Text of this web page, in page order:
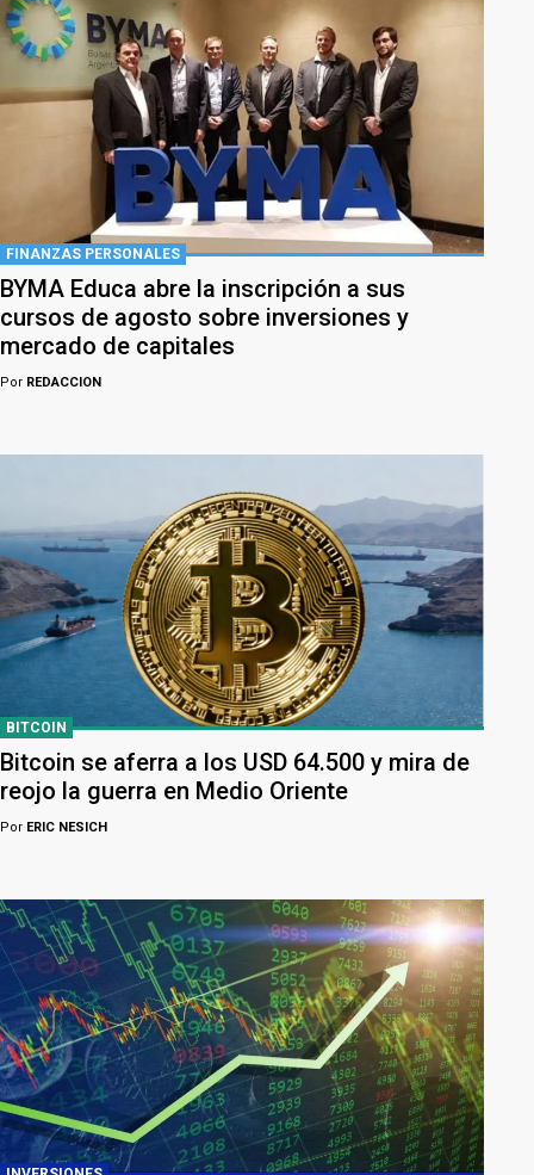
FINANZAS PERSONALES
BYMA Educa abre la inscripción a sus
cursos de agosto sobre inversiones y
mercado de capitales
Por REDACCION
BITCOIN
Bitcoin se aferra a los USD 64.500 y mira de
reojo la guerra en Medio Oriente
Por ERIC NESICH